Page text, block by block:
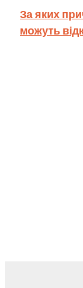
За яких
можуть